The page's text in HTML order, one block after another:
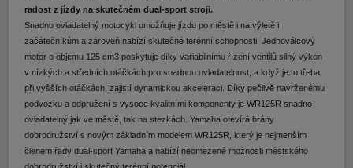
radost z jízdy na skutečném dual-sport stroji.
Snadno ovladatelný motocykl umožňuje jízdu po městě i na výletě i
začátečníkům a zároveň nabízí skutečné terénní schopnosti. Jednoválcový
motor o objemu 125 cm3 poskytuje díky variabilnímu řízení ventilů silný výkon
v nízkých a středních otáčkách pro snadnou ovladatelnost, a když je to třeba
při vyšších otáčkách, zajistí dynamickou akceleraci. Díky pečlivě navrženému
podvozku a odpružení s vysoce kvalitními komponenty je WR125R snadno
ovladatelný jak ve městě, tak na stezkách. Yamaha otevírá brány
dobrodružství s novým základním modelem WR125R, který je nejmenším
členem řady dual-sport Yamaha a nabízí neomezené možnosti městského